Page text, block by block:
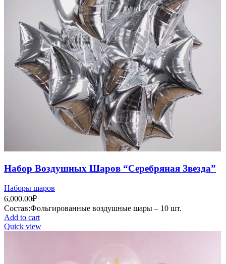
Набор Воздушных Шаров “Серебряная Звезда”
Наборы шаров
6,000.00₽
Состав:Фольгированные воздушные шары – 10 шт.
Add to cart
Quick view